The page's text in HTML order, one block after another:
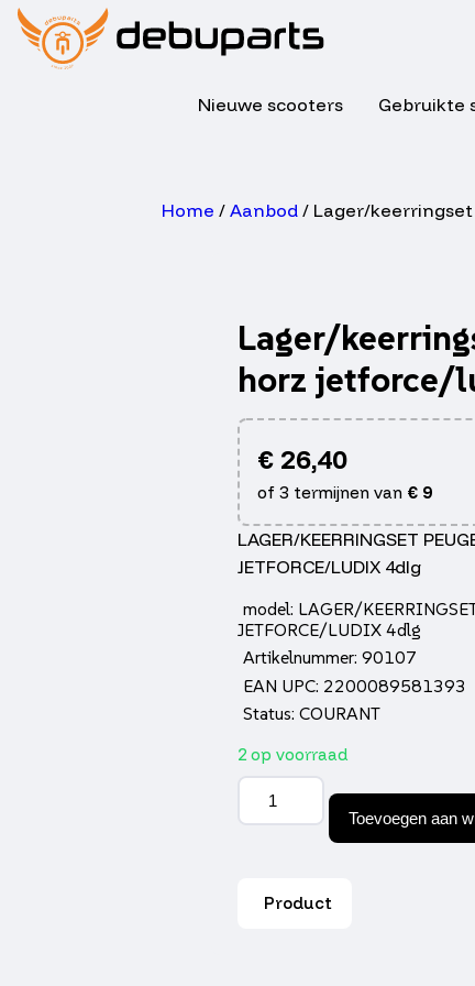
Nieuwe scooters Gebruikte
Home / Aanbod/ Lager/
Lager/
horz jetforce/
€26,40
of 3 termijnen van €9
LAGER/KEERRINGSET
JETFORCE/LUDIX 4dlg
model: LAGER/
JETFORCE/LUDIX 4dlg
Artikelnummer: 90107
EAN UPC: 2200089581393
Status: COURANT
2 op voorraad
Lager/keerringset
peugeot
horz
jetforce/ludix
Toevoegen aan
Product